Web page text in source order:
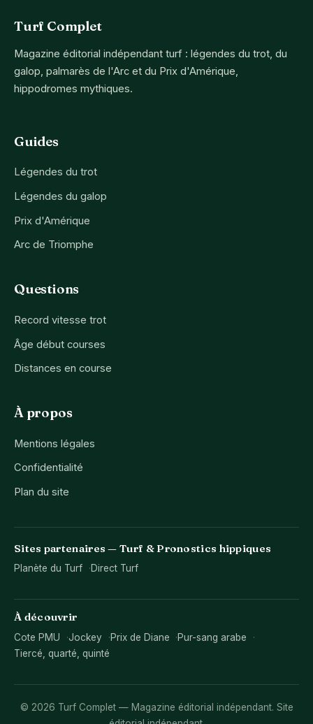
Turf Complet
Magazine éditorial indépendant turf : légendes du trot, du
galop, palmarès de l'Arc et du Prix d'Amérique,
hippodromes mythiques.
Guides
Légendes du trot
Légendes du galop
Prix d'Amérique
Arc de Triomphe
Questions
Record vitesse trot
Âge début courses
Distances en course
À propos
Mentions légales
Confidentialité
Plan du site
Sites partenaires — Turf & Pronostics hippiques
Planète du Turf Direct Turf
À découvrir
Cote PMU Jockey Prix de Diane
Pur-sang arabe
Tiercé, quarté, quinté
© 2026 Turf Complet — Magazine éditorial indépendant. Site